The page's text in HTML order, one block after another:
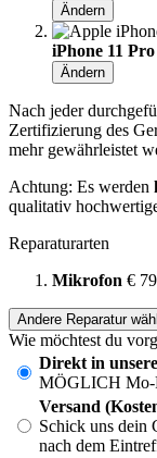
Ändern
iPhone 11
Ändern
Nach jeder
Zertifizierung des
mehr gewährleistet
Achtung: Es werden
qualitativ
Reparaturarten
Mikrofon €
Andere Reparatur
Wie möchtest du
Direkt in
MÖGLICH Mo-
Versand
Schick uns dein
nach dem